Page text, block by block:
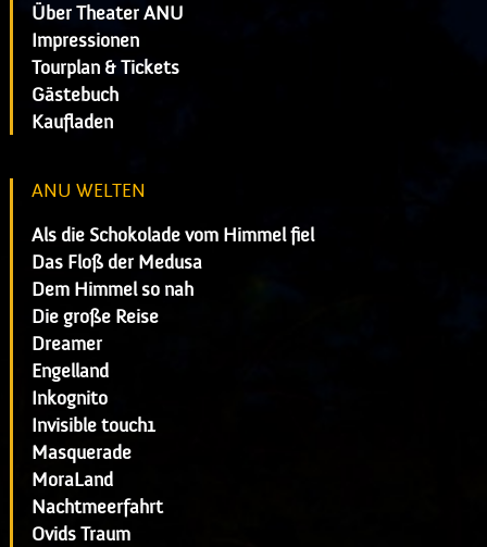
Über Theater ANU
Impressionen
Tourplan & Tickets
Gästebuch
Kaufladen
ANU WELTEN
Als die Schokolade vom Himmel fiel
Das Floß der Medusa
Dem Himmel so nah
Die große Reise
Dreamer
Engelland
Inkognito
Invisible touch1
Masquerade
MoraLand
Nachtmeerfahrt
Ovids Traum